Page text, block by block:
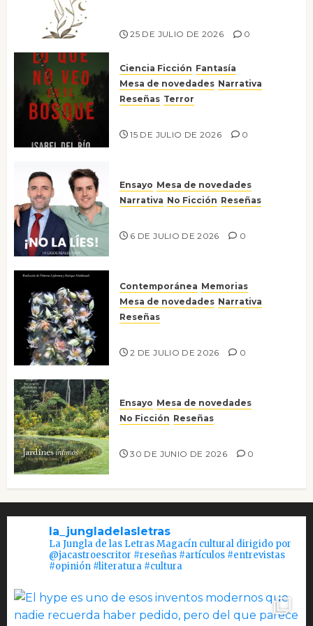
25 DE JULIO DE 2026 0
Ciencia Ficción Fantasía
Mesa de novedades Narrativa
Reseñas Terror
15 DE JULIO DE 2026 0
Ensayo Mesa de novedades
Narrativa No Ficción Reseñas
6 DE JULIO DE 2026 0
Contemporánea Memorias
Mesa de novedades Narrativa
Reseñas
2 DE JULIO DE 2026 0
Ensayo Mesa de novedades
No Ficción Reseñas
30 DE JUNIO DE 2026 0
la_jungladelasletras
La Jungla de las Letras Magacín cultural dirigido por
@jacastroescritor #reseñas #artículos #entrevistas
#opinión #literatura #cultura